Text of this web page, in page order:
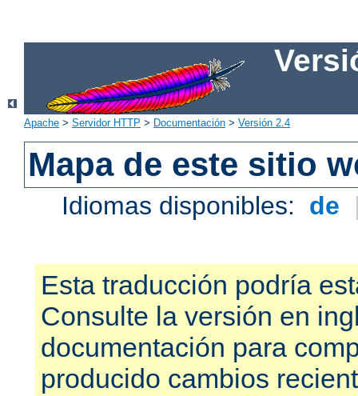
Apache > Servidor HTTP > Documentación > Versión 2.4
Mapa de este sitio
Idiomas disponibles: de
Esta traducción podría
Consulte la versión en
documentación para
producido cambios